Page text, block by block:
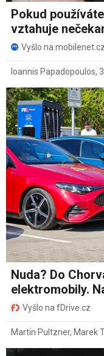
Pokud
vztahuje
Vyšlo na mobilenet.cz
Ioannis Papadopoulos,
Nuda? Do
elektromobily.
Vyšlo na fDrive.cz
Martin Pultzner, Marek